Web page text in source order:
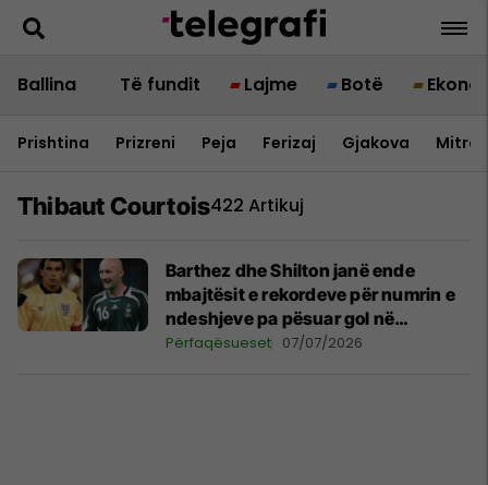
Ballina Të fundit Lajme Botë
Prishtina Prizreni Peja Ferizaj Gjakova
Thibaut Courtois422 Artikuj
Barthez dhe Shilton janë ende
mbajtësit e rekordeve për numrin e
ndeshjeve pa pësuar gol në
kampionatet botërore
Përfaqësueset 07/07/2026